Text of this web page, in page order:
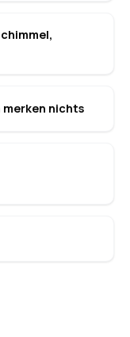
merken nichts